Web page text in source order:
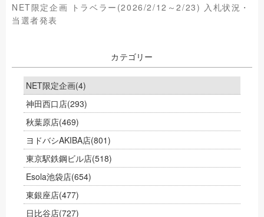
NET限定企画 トラベラー(2026/2/12～2/23) 入札状況・
当選者発表
カテゴリー
NET限定企画(4)
神田西口店(293)
秋葉原店(469)
ヨドバシAKIBA店(801)
東京駅鉄鋼ビル店(518)
Esola池袋店(654)
東銀座店(477)
日比谷店(727)